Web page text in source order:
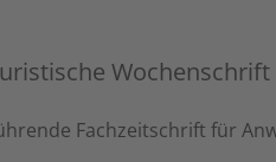
Wochenschrift
Fachzeitschrift für